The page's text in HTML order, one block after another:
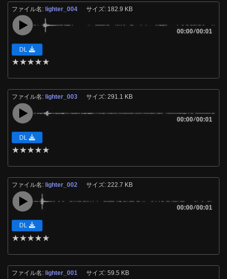
ファイル名:lighter_004 サイズ: 182.9 KB
00:00/00:01
DL
★★★★★
ファイル名: lighter_003 サイズ: 291.1 KB
00:00/00:01
DL
★★★★★
ファイル名: lighter_002 サイズ: 222.7 KB
00:00/00:01
DL
★★★★★
ファイル名:lighter_001 サイズ: 59.5 KB